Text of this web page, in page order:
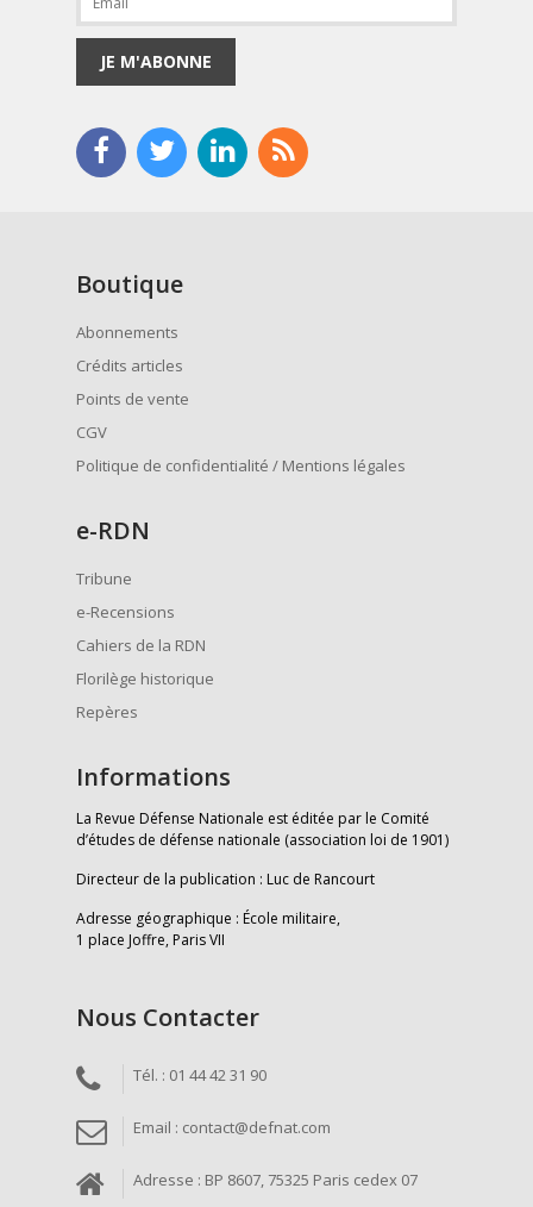
JE M'ABONNE
Boutique
Abonnements
Crédits articles
Points de vente
CGV
Politique de confidentialité / Mentions légales
e-RDN
Tribune
e-Recensions
Cahiers de la RDN
Florilège historique
Repères
Informations
La Revue Défense Nationale est éditée par le Comité
d’études de défense nationale (association loi de 1901)
Directeur de la publication : Luc de Rancourt
Adresse géographique : École militaire,
1 place Joffre, Paris VII
Nous Contacter
Tél. : 01 44 42 31 90
Email : contact@defnat.com
Adresse : BP 8607, 75325 Paris cedex 07